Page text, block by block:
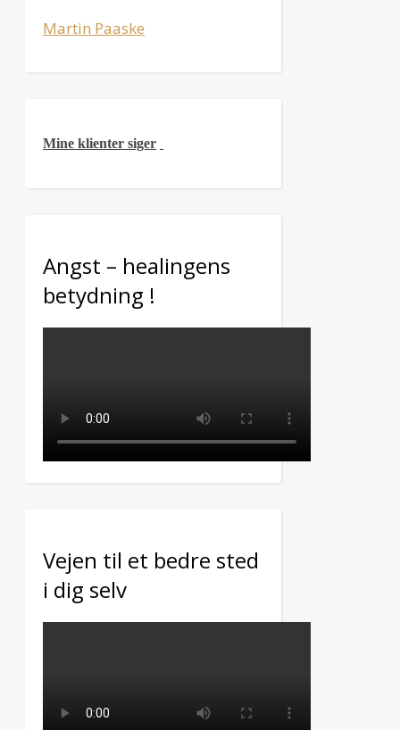
Martin Paaske
Mine klienter siger
Angst – healingens
betydning !
Vejen til et bedre sted
i dig selv